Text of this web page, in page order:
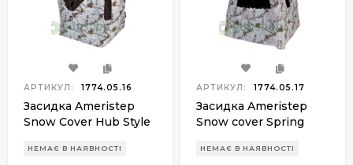
АРТИКУЛ: 1774.05.16
Засидка Ameristep
Snow Cover Hub Style
НЕМАЄ В НАЯВНОСТІ
АРТИКУЛ: 1774.05.17
Засидка Ameristep
Snow cover Spring
НЕМАЄ В НАЯВНОСТІ